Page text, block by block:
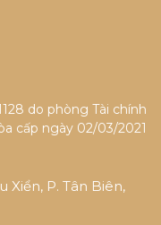
do phòng Tài chính
cấp ngày 02/03/2021
Xiển, P. Tân Biên,